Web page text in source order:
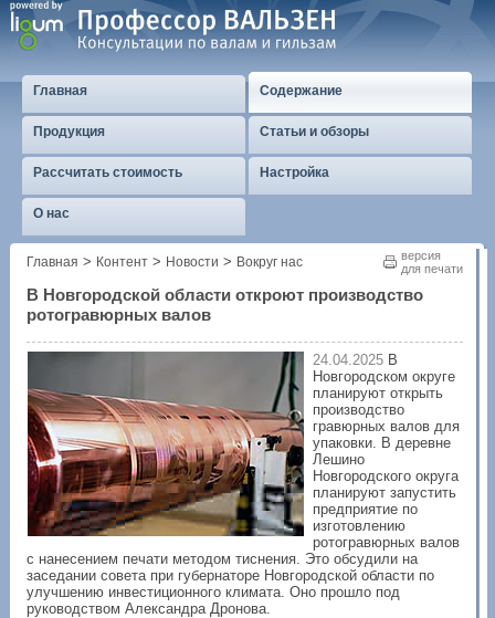
Главная Содержание
Продукция Статьи и обзоры
Рассчитать стоимость Настройка
О нас
версия
для печати
Главная > Контент > Новости > Вокруг нас
В Новгородской области откроют производство
ротогравюрных валов
24.04.2025 В
Новгородском округе
планируют открыть
производство
гравюрных валов для
упаковки. В деревне
Лешино
Новгородского округа
планируют запустить
предприятие по
изготовлению
ротогравюрных валов
с нанесением печати методом тиснения. Это обсудили на
заседании совета при губернаторе Новгородской области по
улучшению инвестиционного климата. Оно прошло под
руководством Александра Дронова.